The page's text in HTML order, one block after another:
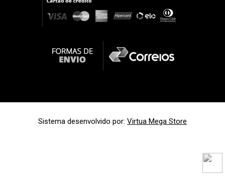
Sistema desenvolvido por: Virtua Mega Store